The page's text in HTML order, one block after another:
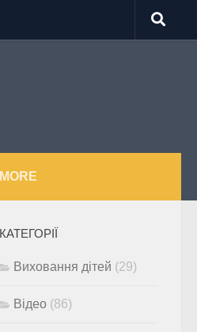
MORE
КАТЕГОРІЇ
Виховання дітей (29)
Відео (86)